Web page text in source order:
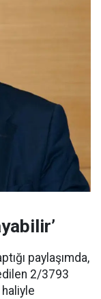
paylaşımda,
2/3793